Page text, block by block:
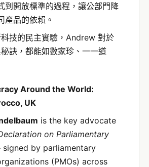
到開放標準的過程，讓公部門降
產品的依賴。
技的民主實驗，Andrew 對於
訣，都能如數家珍、一一道
Around the World:
UK
is the key advocate
on Parliamentary
signed by parliamentary
(PMOs) across